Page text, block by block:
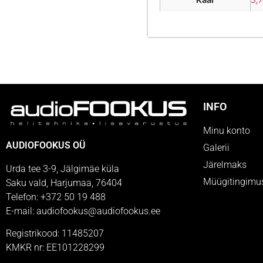
AUDIOFOOKUS OÜ
Urda tee 3-9, Jälgimäe küla
Saku vald, Harjumaa, 76404
Telefon: +372 50 19 488
E-mail: audiofookus@audiofookus.ee
Registrikood: 11485207
KMKR nr: EE101228299
INFO
Minu konto
Galerii
Järelmaks